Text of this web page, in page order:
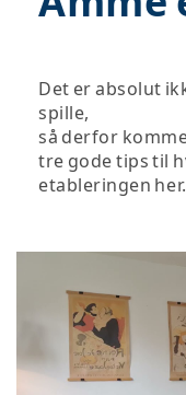
Det er absolut
spille,
​​​​​​​så derfor
tre gode tips til
etableringen her.